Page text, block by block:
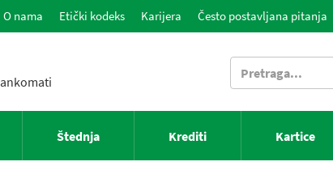
O nama Etički kodeks Karijera Često postavljana pitanja
Štednja Krediti Kartice